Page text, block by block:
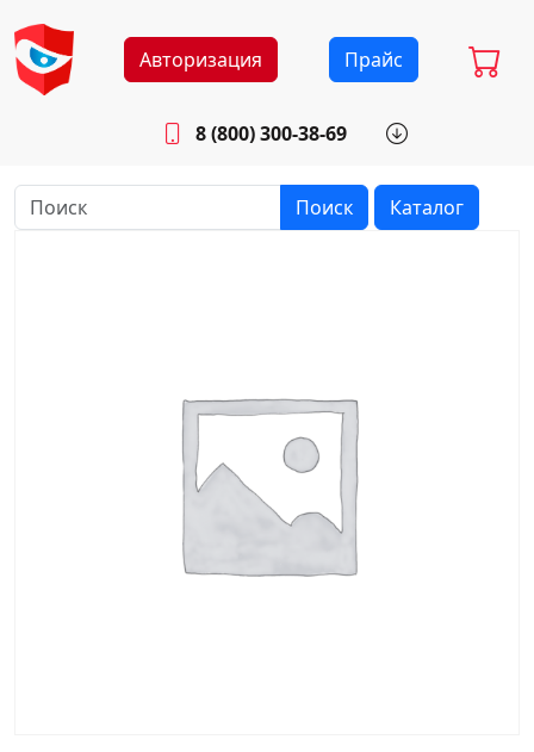
Авторизация Прайс
8 (800) 300-38-69
Будни: 8.30 - 17.00
Поиск Каталог